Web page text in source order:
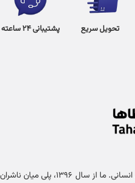
تحویل سریع پشتیبانی 24 ساعته
خانه کتاب طاها، مرجع تخصصی آثار علوم انسانی. ما از سال ۱۳۹۶، پلی میان ناشران